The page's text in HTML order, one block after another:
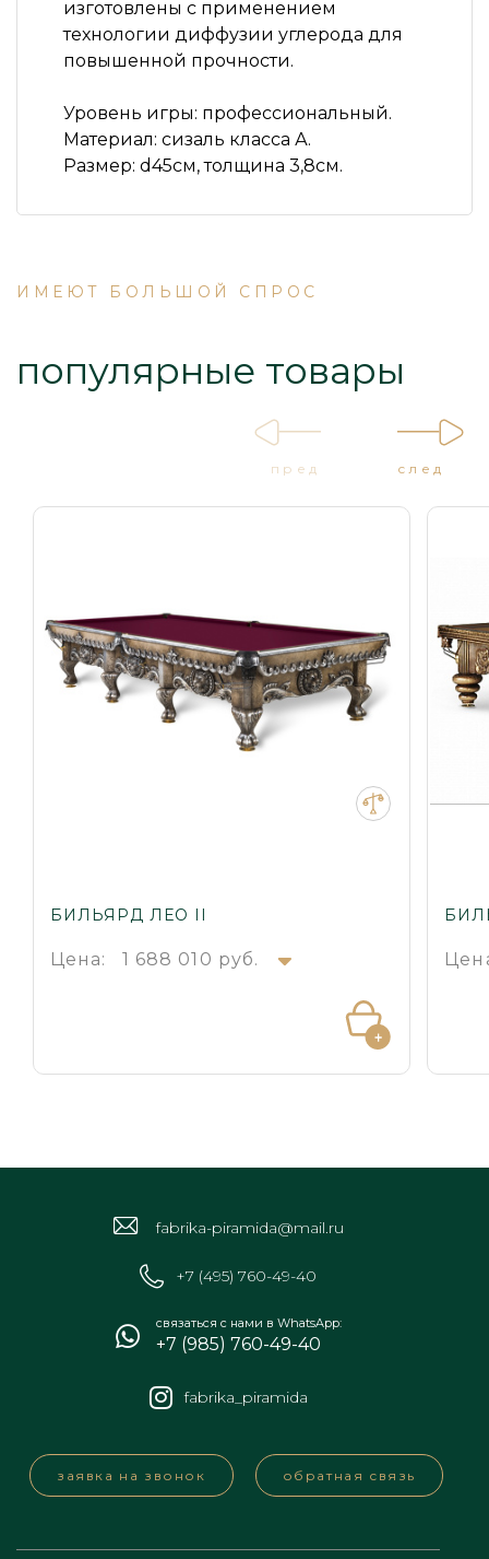
изготовлены с применением
технологии диффузии углерода для
повышенной прочности.
Уровень игры: профессиональный.
Материал: сизаль класса А.
Размер: d45см, толщина 3,8см.
ИМЕЮТ БОЛЬШОЙ СПРОС
популярные товары
БИЛЬЯРД ЛЕО II
Цена: 1 688 010 руб.
пред след
fabrika-piramida@mail.ru
+7 (495) 760-49-40
связаться с нами в WhatsApp:
+7 (985) 760-49-40
fabrika_piramida
заявка на звонок обратная связь